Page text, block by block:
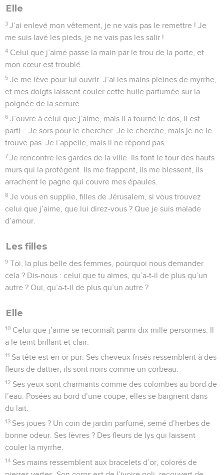
Elle
3 J’ai enlevé mon vêtement, je ne vais pas le remettre ! Je
me suis lavé les pieds, je ne vais pas les salir !
4 Celui que j’aime passe la main par le trou de la porte, et
mon cœur est troublé.
5 Je me lève pour lui ouvrir. J’ai les mains pleines de myrrhe,
et mes doigts laissent couler cette huile parfumée sur la
poignée de la serrure.
6 J’ouvre à celui que j’aime, mais il a tourné le dos, il est
parti... Je sors pour le chercher. Je le cherche, mais je ne le
trouve pas. Je l’appelle, mais il ne répond pas.
7 Je rencontre les gardes de la ville. Ils font le tour des hauts
murs qui la protègent. Ils me frappent, ils me blessent, ils
arrachent le pagne qui couvre mes épaules.
8 Je vous en supplie, filles de Jérusalem, si vous trouvez
celui que j’aime, que lui direz-vous ? Que je suis malade
d’amour.
Les filles
9 Toi, la plus belle des femmes, pourquoi nous demander
cela ? Dis-nous : celui que tu aimes, qu’a-t-il de plus qu’un
autre ? Oui, qu’a-t-il de plus qu’un autre ?
Elle
10 Celui que j’aime se reconnaît parmi dix mille personnes. Il
a le teint brillant et clair.
11 Sa tête est en or pur. Ses cheveux frisés ressemblent à des
fleurs de dattier, ils sont noirs comme un corbeau.
12 Ses yeux sont charmants comme des colombes au bord de
l’eau. Posées au bord d’une coupe, elles se baignent dans
du lait.
13 Ses joues ? Un coin de jardin parfumé, semé d’herbes de
bonne odeur. Ses lèvres ? Des fleurs de lys qui laissent
couler la myrrhe.
14 Ses mains ressemblent aux bracelets d’or, colorés de